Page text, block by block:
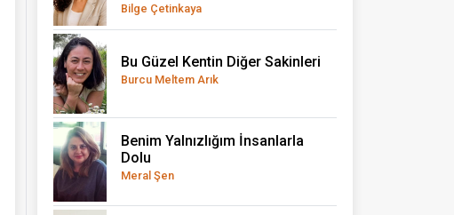
Bilge Çetinkaya
Bu Güzel Kentin Diğer Sakinleri
Burcu Meltem Arık
Benim Yalnızlığım İnsanlarla
Dolu
Meral Şen